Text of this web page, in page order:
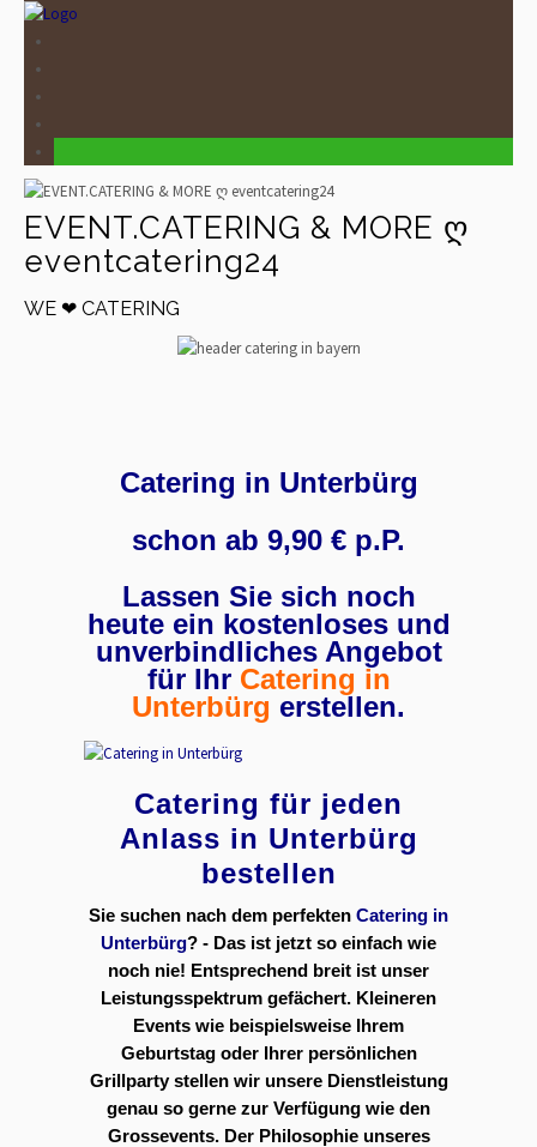
EVENT.CATERING & MORE ღ
eventcatering24
WE ❤ CATERING
Catering in Unterbürg
schon ab 9,90 € p.P.
Lassen Sie sich noch
heute ein kostenloses und
unverbindliches Angebot
für Ihr Catering in
Unterbürg erstellen.
Catering für jeden
Anlass in Unterbürg
bestellen
Sie suchen nach dem perfekten Catering in
Unterbürg? - Das ist jetzt so einfach wie
noch nie! Entsprechend breit ist unser
Leistungsspektrum gefächert. Kleineren
Events wie beispielsweise Ihrem
Geburtstag oder Ihrer persönlichen
Grillparty stellen wir unsere Dienstleistung
genau so gerne zur Verfügung wie den
Grossevents. Der Philosophie unseres